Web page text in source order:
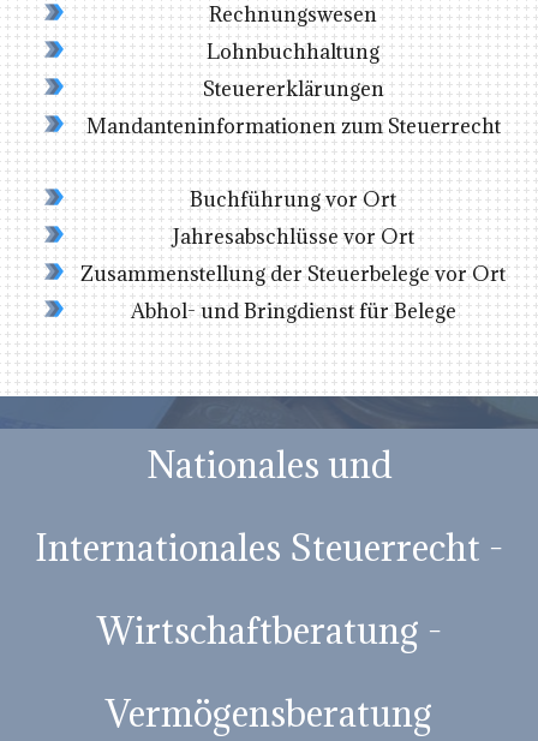
Rechnungswesen
Lohnbuchhaltung
Steuererklärungen
Mandanteninformationen zum Steuerrecht
Buchführung vor Ort
Jahresabschlüsse vor Ort
Zusammenstellung der Steuerbelege vor Ort
Abhol- und Bringdienst für Belege
Nationales und
Internationales Steuerrecht -
Wirtschaftberatung -
Vermögensberatung